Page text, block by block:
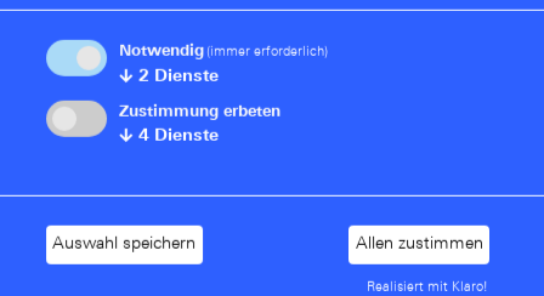
Wir bieten...
Schülerpraktika (ab einer Woche)
Notwendig (immer erforderlich)
↓ 2 Dienste
Zustimmung erbeten
↓ 4 Dienste
Auswahl speichern Allen zustimmen
Realisiert mit Klaro!